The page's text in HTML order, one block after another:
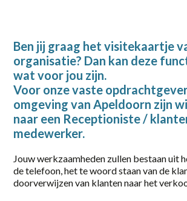
Ben jij graag het visitekaartje
organisatie? Dan kan deze
wat voor jou zijn.
Voor onze vaste
omgeving van Apeldoorn zijn
naar een Receptioniste /
medewerker.
Jouw werkzaamheden zullen bestaan uit
de telefoon, het te woord staan van de
doorverwijzen van klanten naar het
20-36 uur
24 - 40
24 - 40 uur
32-40 uur
36
36 uur